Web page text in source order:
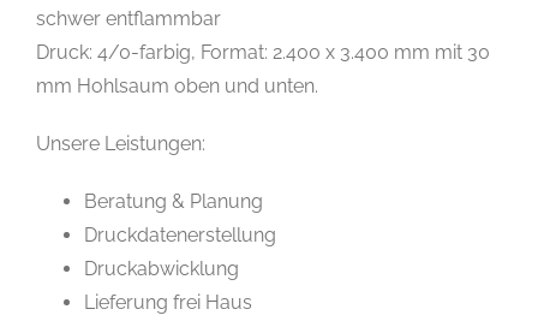
schwer entflammbar
Druck: 4/0-farbig, Format: 2.400 x 3.400 mm mit 30
mm Hohlsaum oben und unten.
Unsere Leistungen:
Beratung & Planung
Druckdatenerstellung
Druckabwicklung
Lieferung frei Haus